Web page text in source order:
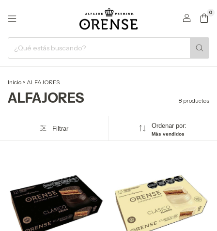
0
Inicio > ALFAJORES
ALFAJORES 8 productos
Filtrar Ordenar por:
Más vendidos